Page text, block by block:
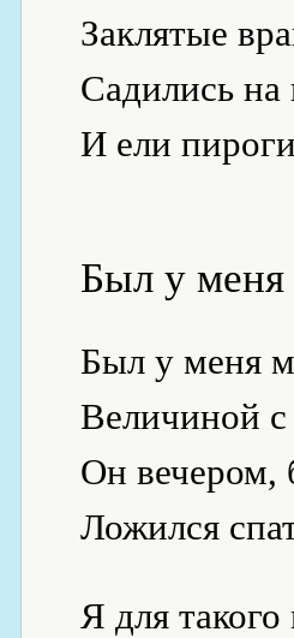
Заклятые
Садились на
И ели
Был у
Был у меня
Величиной
Он вечером,
Ложился
Я для